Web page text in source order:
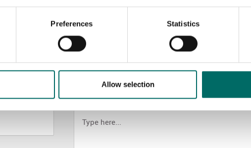
Preferences Statistics
Allow selection